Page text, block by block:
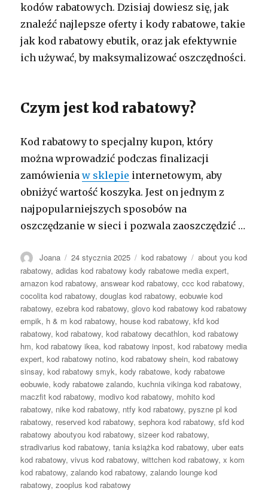
kodów rabatowych. Dzisiaj dowiesz się, jak
znaleźć najlepsze oferty i kody rabatowe, takie
jak kod rabatowy ebutik, oraz jak efektywnie
ich używać, by maksymalizować oszczędności.
Czym jest kod rabatowy?
Kod rabatowy to specjalny kupon, który
można wprowadzić podczas finalizacji
zamówieniaw sklepie internetowym, aby
obniżyć wartość koszyka. Jest on jednym z
najpopularniejszych sposobów na
oszczędzanie w sieci i pozwala zaoszczędzić …
Autor
Joana Opublikowano
24 stycznia 2025 Kategorie
kod rabatowy Tagi
about you kod
rabatowy,adidas kod rabatowy kody rabatowe media expert,
amazon kod rabatowy,answear kod rabatowy,ccc kod rabatowy,
cocolita kod rabatowy,douglas kod rabatowy,eobuwie kod
rabatowy,ezebra kod rabatowy,glovo kod rabatowy kod rabatowy
empik, h & m kod rabatowy, house kod rabatowy,kfd kod
rabatowy,kod rabatowy,kod rabatowy decathlon,kod rabatowy
hm,kod rabatowy ikea,kod rabatowy inpost,kod rabatowy media
expert,kod rabatowy notino,kod rabatowy shein,kod rabatowy
sinsay,kod rabatowy smyk,kody rabatowe,kody rabatowe
eobuwie,kody rabatowe zalando,kuchnia vikinga kod rabatowy,
maczfit kod rabatowy, modivo kod rabatowy, mohito kod
rabatowy, nike kod rabatowy, ntfy kod rabatowy,pyszne pl kod
rabatowy, reserved kod rabatowy,sephora kod rabatowy,sfd kod
rabatowy aboutyou kod rabatowy,sizeer kod rabatowy,
stradivarius kod rabatowy,tania książka kod rabatowy, uber eats
kod rabatowy,vivus kod rabatowy,wittchen kod rabatowy,x kom
kod rabatowy,zalando kod rabatowy,zalando lounge kod
rabatowy,zooplus kod rabatowy